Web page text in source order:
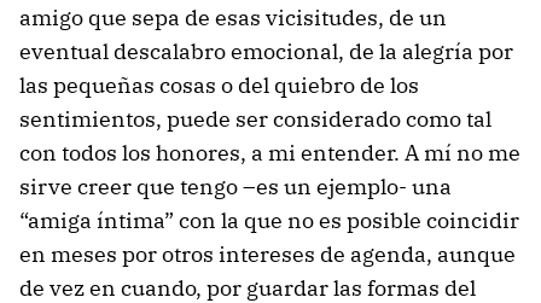
amigo que sepa de esas vicisitudes, de un
eventual descalabro emocional, de la alegría por
las pequeñas cosas o del quiebro de los
sentimientos, puede ser considerado como tal
con todos los honores, a mi entender. A mí no me
sirve creer que tengo –es un ejemplo- una
“amiga íntima” con la que no es posible coincidir
en meses por otros intereses de agenda, aunque
de vez en cuando, por guardar las formas del